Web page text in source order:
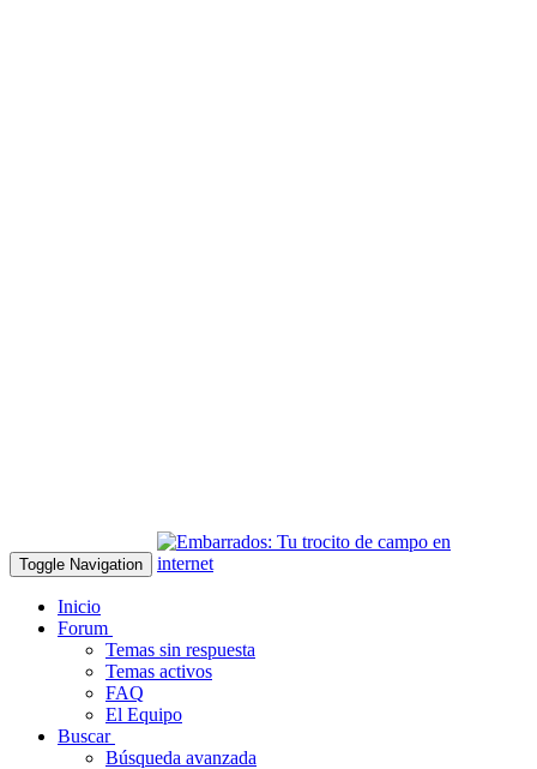
Toggle Navigation
Inicio
Forum
Temas sin respuesta
Temas activos
FAQ
El Equipo
Buscar
Búsqueda avanzada